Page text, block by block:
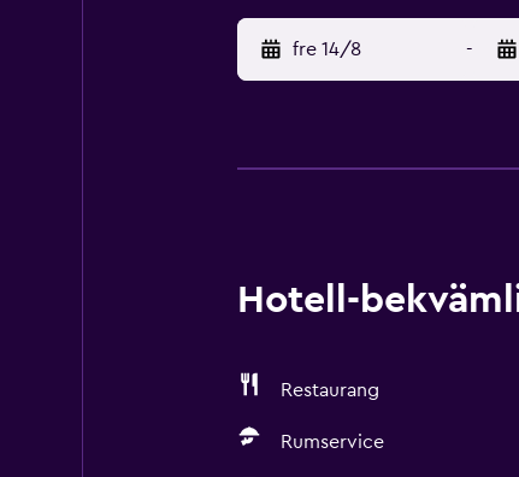
fre 14/8 -
Hotell-
Restaurang
Rumservice